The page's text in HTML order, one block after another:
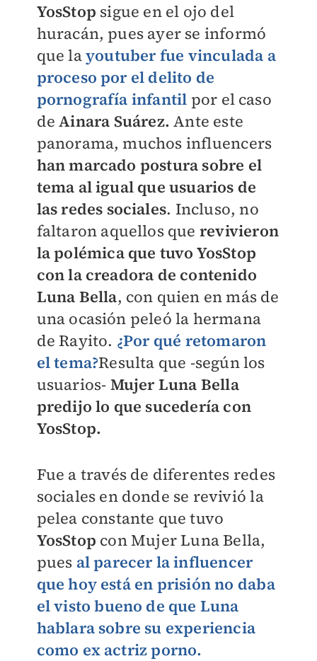
YosStop sigue en el ojo del
huracán, pues ayer se informó
que layoutuber fue vinculada a
proceso por el delito de
pornografía infantil por el caso
de Ainara Suárez. Ante este
panorama, muchos influencers
han marcado postura sobre el
tema al igual que usuarios de
las redes sociales. Incluso, no
faltaron aquellos que revivieron
la polémica que tuvo YosStop
con la creadora de contenido
Luna Bella, con quien en más de
una ocasión peleó la hermana
de Rayito. ¿Por qué retomaron
el tema?Resulta que -según los
usuarios- MujerLuna Bella
predijo lo que sucedería con
YosStop.
Fue a través de diferentes redes
sociales en donde se revivió la
pelea constante que tuvo
YosStop con Mujer Luna Bella,
pues al parecer la influencer
que hoy está en prisión no daba
el visto bueno de que Luna
hablara sobre su experiencia
como ex actriz porno.